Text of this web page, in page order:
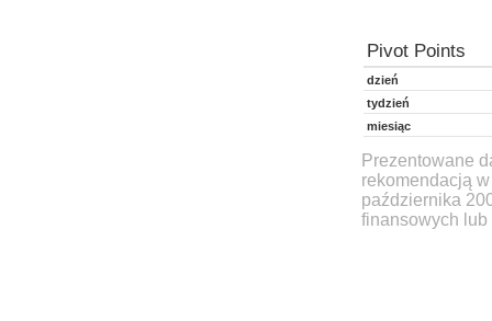
Pivot Points
dzień
tydzień
miesiąc
Prezentowane
rekomendacją
października
finansowych lub